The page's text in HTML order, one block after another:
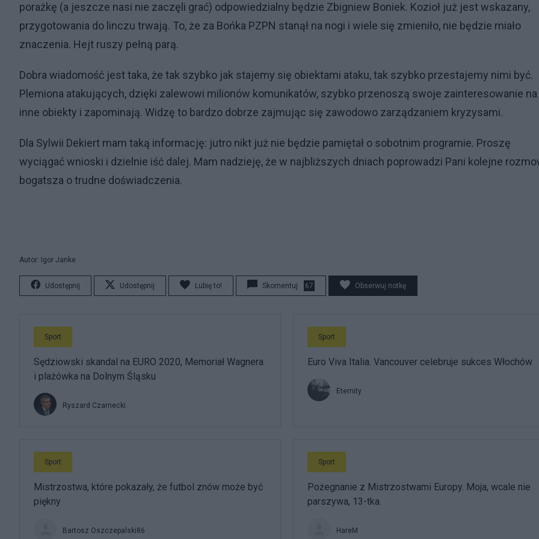
porażkę (a jeszcze nasi nie zaczęli grać) odpowiedzialny będzie Zbigniew Boniek. Kozioł już jest wskazany,
przygotowania do linczu trwają. To, że za Bońka PZPN stanął na nogi i wiele się zmieniło, nie będzie miało
znaczenia. Hejt ruszy pełną parą.
Dobra wiadomość jest taka, że tak szybko jak stajemy się obiektami ataku, tak szybko przestajemy nimi być.
Plemiona atakujących, dzięki zalewowi milionów komunikatów, szybko przenoszą swoje zainteresowanie na
inne obiekty i zapominają. Widzę to bardzo dobrze zajmując się zawodowo zarządzaniem kryzysami.
Dla Sylwii Dekiert mam taką informację: jutro nikt już nie będzie pamiętał o sobotnim programie. Proszę
wyciągać wnioski i dzielnie iść dalej. Mam nadzieję, że w najbliższych dniach poprowadzi Pani kolejne
bogatsza o trudne doświadczenia.
Autor: Igor Janke
Udostępnij Udostępnij Lubię to! Skomentuj 67 Obserwuj notkę
Sport
Sędziowski skandal na EURO 2020, Memoriał Wagnera
i plażówka na Dolnym Śląsku
Ryszard Czarnecki
Sport
Euro Viva Italia. Vancouver celebruje sukces Włochów
Eternity
Sport
Mistrzostwa, które pokazały, że futbol znów może być
piękny
Bartosz Oszczepalski86
Sport
Pożegnanie z Mistrzostwami Europy. Moja, wcale nie
parszywa, 13-tka.
HareM